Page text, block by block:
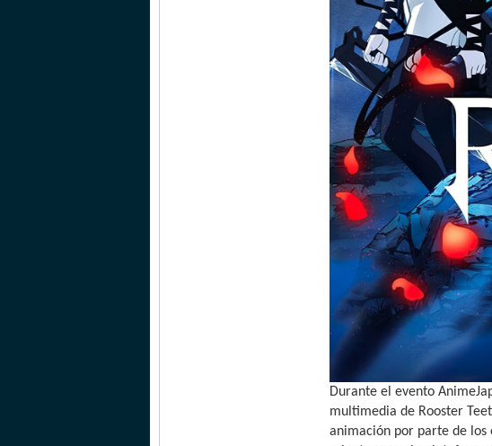
Durante el evento
multimedia de Rooster
animación por parte de los